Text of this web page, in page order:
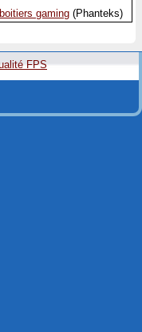
gaming (Phanteks)